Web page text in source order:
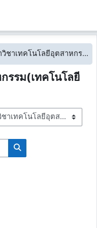
สาขาวิชาเทคโนโลยีอุตสาหกรรม(เทคโนโลยีการผลิต)
รรม(เทคโนโลยี
ค้นหารายวิชา